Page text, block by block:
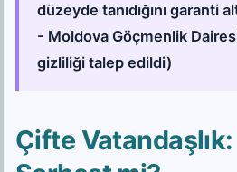
düzeyde tanıdığını garanti
- Moldova Göçmenlik Dairesi
gizliliği talep edildi)
Çifte Vatandaşlık: